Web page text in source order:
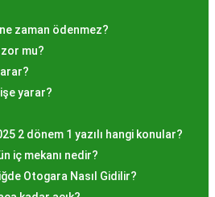
Eminönü, ve
lokantalarda Hayır
da özel olabilir. Ayrıca,
Beşiktaş gibi modern
bulabilirsiniz.
Fiyatları
zaman ödenmez?
zor mu?
yarar?
2 dönem 1 yazılı hangi konular?
iç mekanı nedir?
Otogara Nasıl Gidilir?